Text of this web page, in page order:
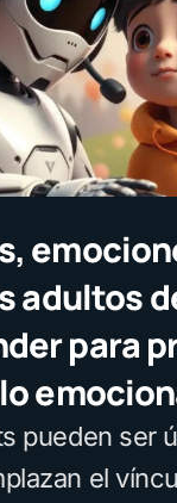
adultos
para
pueden ser
el